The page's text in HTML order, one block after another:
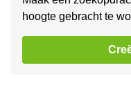
hoogte gebracht te